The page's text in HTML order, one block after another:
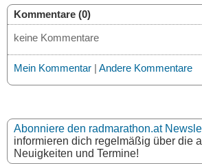
Kommentare (0)
keine Kommentare
Mein Kommentar | Andere Kommentare
Abonniere den radmarathon.at
informieren dich regelmäßig über die
Neuigkeiten und Termine!